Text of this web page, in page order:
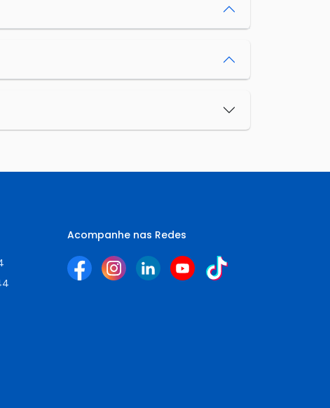
Acompanhe nas Redes